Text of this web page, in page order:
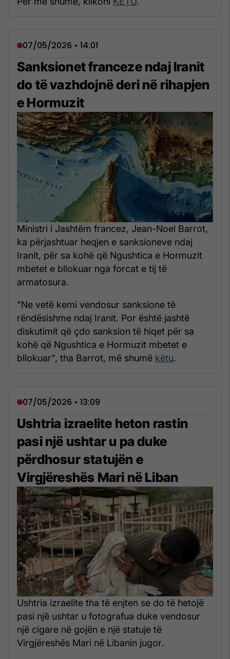
07/05/2026 • 14:01
Sanksionet franceze ndaj Iranit
do të vazhdojnë deri në rihapjen
e Hormuzit
Ministri i Jashtëm francez, Jean-Noel Barrot,
ka përjashtuar heqjen e sanksioneve ndaj
Iranit, për sa kohë që Ngushtica e Hormuzit
mbetet e bllokuar nga forcat e tij të
armatosura.
"Ne vetë kemi vendosur sanksione të
rëndësishme ndaj Iranit. Por është jashtë
diskutimit që çdo sanksion të hiqet për sa
kohë që Ngushtica e Hormuzit mbetet e
bllokuar", tha Barrot, më shumë këtu.
07/05/2026 • 13:09
Ushtria izraelite heton rastin
pasi një ushtar u pa duke
përdhosur statujën e
Virgjëreshës Mari në Liban
Ushtria izraelite tha të enjten se do të hetojë
pasi një ushtar u fotografua duke vendosur
një cigare në gojën e një statuje të
Virgjëreshës Mari në Libanin jugor.